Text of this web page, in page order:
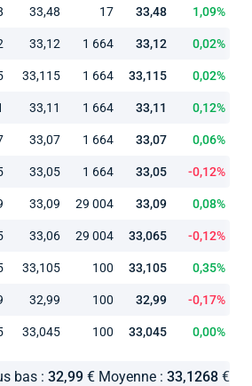
33,48 17 33,48 1,09%
33,12 1 664 33,12 0,02%
33,115 1 664 33,115 0,02%
33,11 1 664 33,11 0,12%
33,07 1 664 33,07 0,06%
33,05 1 664 33,05 -0,12%
33,09 29 004 33,09 0,08%
33,06 29 004 33,065 -0,12%
33,105 100 33,105 0,35%
32,99 100 32,99 -0,17%
33,045 100 33,045 0,00%
bas : 32,99€ Moyenne : 33,1268 €